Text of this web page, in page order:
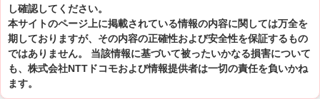
し確認してください。
本サイトのページ上に掲載されている情報の内容に関しては万全を
期しておりますが、その内容の正確性および安全性を保証するもの
ではありません。 当該情報に基づいて被ったいかなる損害について
も、株式会社NTTドコモおよび情報提供者は一切の責任を負いかね
ます。